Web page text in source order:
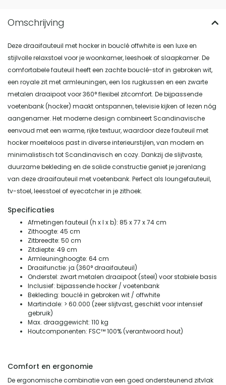
Deze draaifauteuil met hocker in bouclé offwhite is een luxe en
stijlvolle relaxstoel voor je woonkamer, leeshoek of slaapkamer. De
comfortabele fauteuil heeft een zachte bouclé-stof in gebroken wit,
een royale zit met armleuningen, een los rugkussen en een zwarte
metalen draaipoot voor 360° flexibel zitcomfort. De bijpassende
voetenbank (hocker) maakt ontspannen, televisie kijken of lezen nóg
aangenamer. Het moderne design combineert Scandinavische
eenvoud met een warme, rijke textuur, waardoor deze fauteuil met
hocker moeiteloos past in diverse interieurstijlen, van modern en
minimalistisch tot Scandinavisch en cozy. Dankzij de slijtvaste,
duurzame bekleding en de solide constructie geniet je jarenlang
van deze draaifauteuil met voetenbank. Perfect als loungefauteuil,
tv-stoel, leesstoel of eyecatcher in je zithoek.
Specificaties
Afmetingen fauteuil (h x l x b): 85 x 77 x 74 cm
Zithoogte: 45 cm
Zitbreedte: 50 cm
Zitdiepte: 49 cm
Armleuninghoogte: 64 cm
Draaifunctie: ja (360° draaifauteuil)
Onderstel: zwart metalen draaipoot (steel) voor stabiele basis
Inclusief: bijpassende hocker / voetenbank
Bekleding: bouclé in gebroken wit / offwhite
Martindale: > 60.000 (zeer slijtvast, geschikt voor intensief
gebruik)
Max. draaggewicht: 110 kg
Houtcomponenten: FSC™ 100% (verantwoord hout)
Comfort en ergonomie
De ergonomische combinatie van een goed ondersteunend zitvlak